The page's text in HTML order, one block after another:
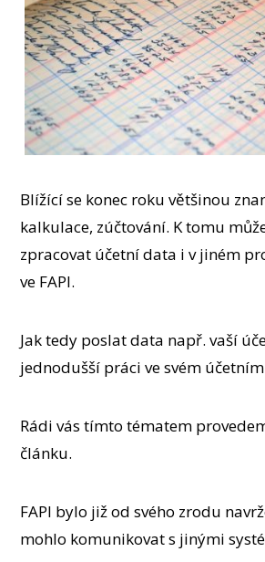
Blížící se konec roku většinou
kalkulace, zúčtování. K tomu
zpracovat účetní data i v jiném
ve FAPI.
Jak tedy poslat data např. vaší
jednodušší práci ve svém
Rádi vás tímto tématem
článku.
FAPI bylo již od svého zrodu
mohlo komunikovat s jinými